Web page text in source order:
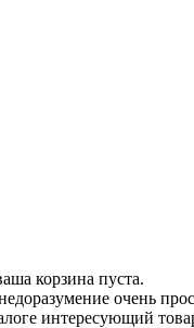
корзина пуста.
очень
интересующий